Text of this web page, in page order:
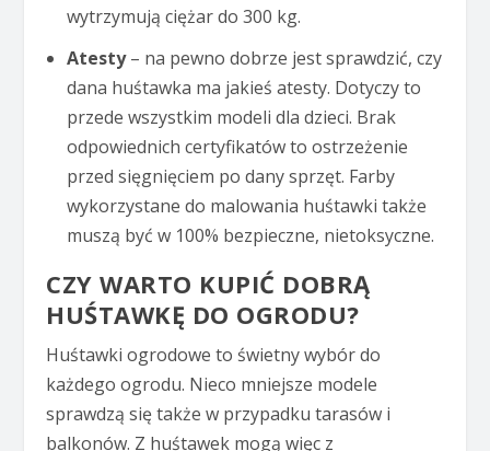
wytrzymują ciężar do 300 kg.
Atesty– na pewno dobrze jest sprawdzić, czy
dana huśtawka ma jakieś atesty. Dotyczy to
przede wszystkim modeli dla dzieci. Brak
odpowiednich certyfikatów to ostrzeżenie
przed sięgnięciem po dany sprzęt. Farby
wykorzystane do malowania huśtawki także
muszą być w 100% bezpieczne, nietoksyczne.
CZY WARTO KUPIĆ DOBRĄ
HUŚTAWKĘ DO OGRODU?
Huśtawki ogrodowe to świetny wybór do
każdego ogrodu. Nieco mniejsze modele
sprawdzą się także w przypadku tarasów i
balkonów. Z huśtawek mogą więc z